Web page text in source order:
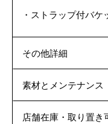
・ストラップ付バケ
その他詳細
素材とメンテナンス
店舗在庫・取り置き